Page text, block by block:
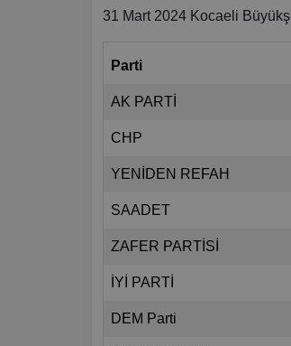
31 Mart 2024 Kocaeli
Parti
AK PARTİ
CHP
YENİDEN REFAH
SAADET
ZAFER PARTİSİ
İYİ PARTİ
DEM Parti